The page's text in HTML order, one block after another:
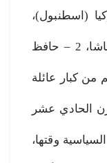
(اسطنبول)،
وتضم 3 أقسام:، 1 – فاضل أحمد باشا، 2 – حافظ
وهم من كبار عائلة
الحادي عشر
وقتها،